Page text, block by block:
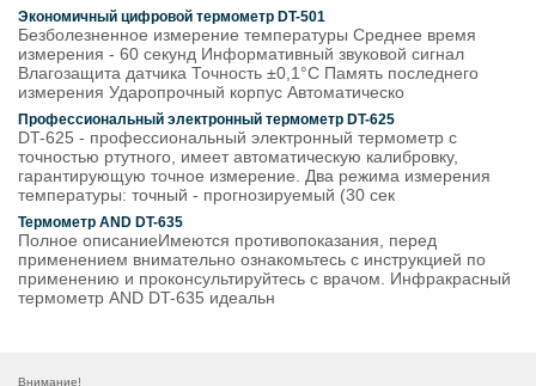
Экономичный цифровой термометр DT-501
Безболезненное измерение температуры Среднее время
измерения - 60 секунд Информативный звуковой сигнал
Влагозащита датчика Точность ±0,1°C Память последнего
измерения Ударопрочный корпус Автоматическо
Профессиональный электронный термометр DT-625
DT-625 - профессиональный электронный термометр с
точностью ртутного, имеет автоматическую калибровку,
гарантирующую точное измерение. Два режима измерения
температуры: точный - прогнозируемый (30 сек
Термометр AND DT-635
Полное описаниеИмеются противопоказания, перед
применением внимательно ознакомьтесь с инструкцией по
применению и проконсультируйтесь с врачом. Инфракрасный
термометр AND DT-635 идеальн
Внимание!